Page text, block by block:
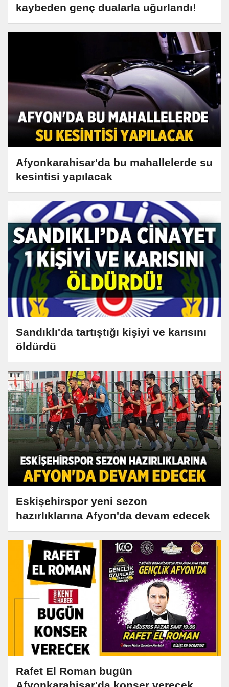
kaybeden genç dualarla uğurlandı!
Afyonkarahisar'da bu mahallelerde su
kesintisi yapılacak
Sandıklı'da tartıştığı kişiyi ve karısını
öldürdü
Eskişehirspor yeni sezon
hazırlıklarına Afyon'da devam edecek
Rafet El Roman bugün